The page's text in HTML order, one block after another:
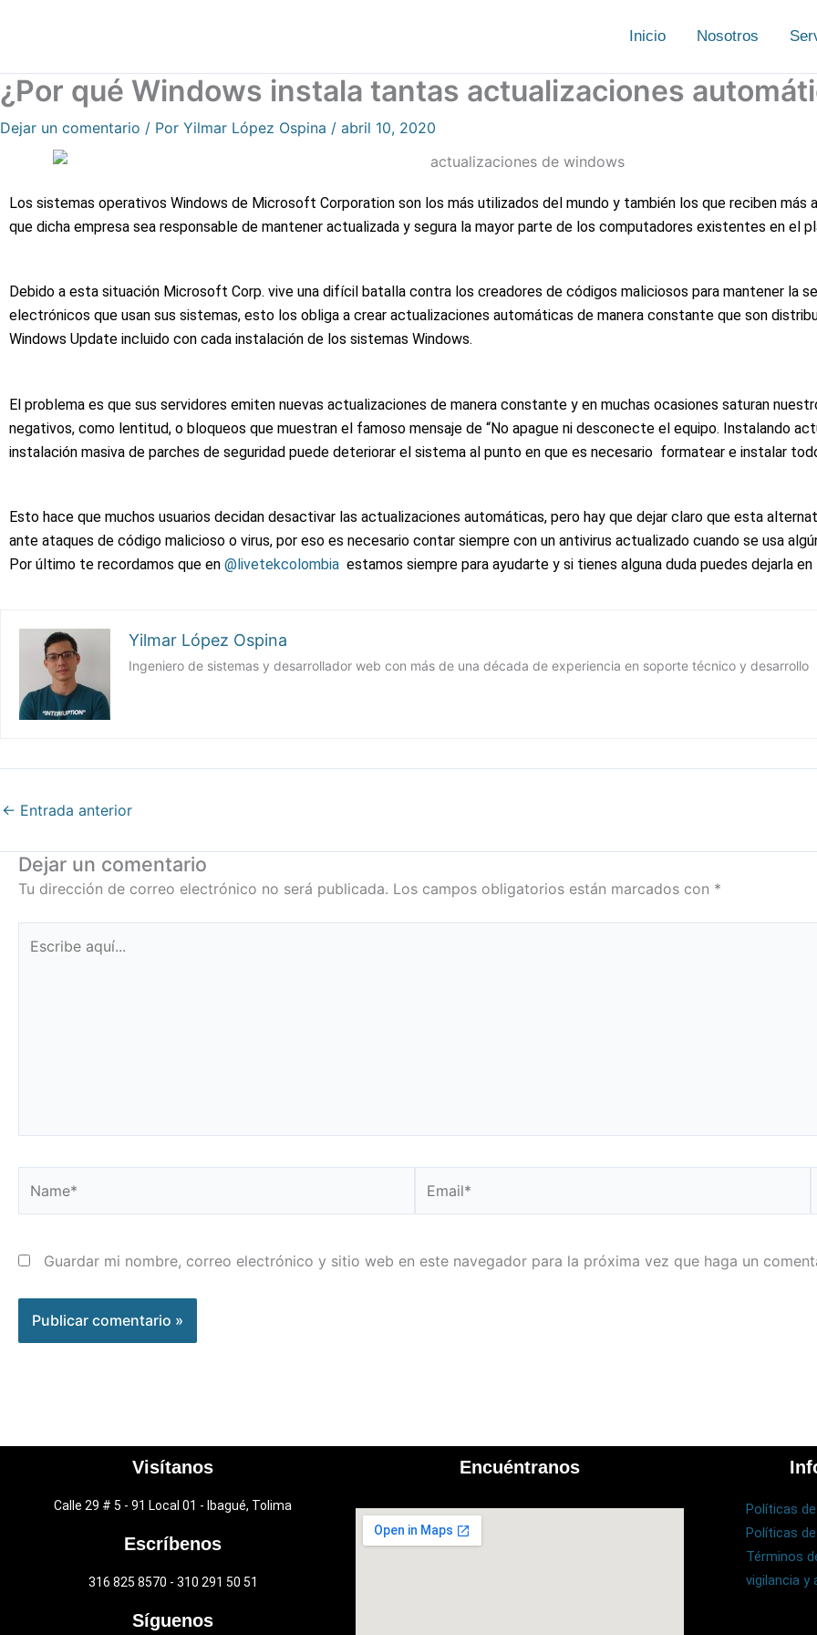
Inicio Nosotros
¿Por qué Windows instala tantas actualizaciones
Dejar un comentario / Por Yilmar López Ospina / abril 10, 2020
Los sistemas operativos Windows de Microsoft Corporation son los más utilizados del mundo y también los que reciben
que dicha empresa sea responsable de mantener actualizada y segura la mayor parte de los computadores existentes en el
Debido a esta situación Microsoft Corp. vive una difícil batalla contra los creadores de códigos maliciosos para mantener la
electrónicos que usan sus sistemas, esto los obliga a crear actualizaciones automáticas de manera constante que son
Windows Update incluido con cada instalación de los sistemas Windows.
El problema es que sus servidores emiten nuevas actualizaciones de manera constante y en muchas ocasiones saturan
negativos, como lentitud, o bloqueos que muestran el famoso mensaje de “No apague ni desconecte el equipo. Instalando
instalación masiva de parches de seguridad puede deteriorar el sistema al punto en que es necesario formatear e instalar
Esto hace que muchos usuarios decidan desactivar las actualizaciones automáticas, pero hay que dejar claro que esta
ante ataques de código malicioso o virus, por eso es necesario contar siempre con un antivirus actualizado cuando se usa
Por último te recordamos que en @livetekcolombia estamos siempre para ayudarte y si tienes alguna duda puedes dejarla
Yilmar López Ospina
Ingeniero de sistemas y desarrollador web con más de una década de experiencia en soporte técnico y desarrollo
← Entrada anterior
Dejar un comentario
Tu dirección de correo electrónico no será publicada. Los campos obligatorios están marcados con *
aquí...
Guardar mi nombre, correo electrónico y sitio web en este navegador para la próxima vez que haga un
Visítanos
Calle 29 # 5 - 91 Local 01 - Ibagué, Tolima
Escríbenos
316 825 8570 - 310 291 50 51
Síguenos
Encuéntranos
Políticas
Políticas
Términos
vigilancia y